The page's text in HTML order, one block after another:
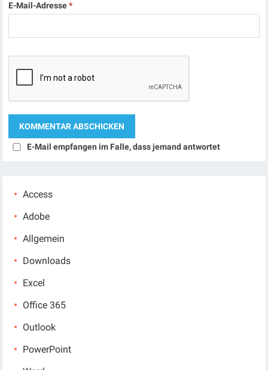
E-Mail-Adresse*
E-Mail empfangen im Falle, dass jemand antwortet
Access
Adobe
Allgemein
Downloads
Excel
Office 365
Outlook
PowerPoint